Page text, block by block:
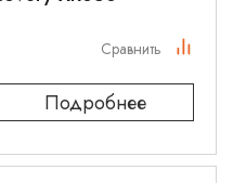
Подробнее
Сравнить